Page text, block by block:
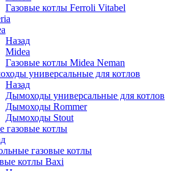
Газовые котлы Ferroli Vitabel
Назад
Midea
Газовые котлы Midea Neman
универсальные для котлов
Назад
Дымоходы универсальные для котлов
Дымоходы Rommer
Дымоходы Stout
газовые котлы
газовые котлы
котлы Baxi